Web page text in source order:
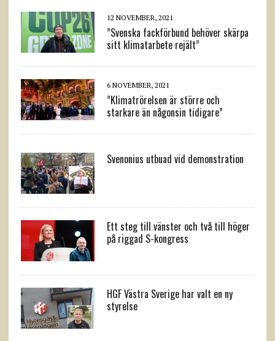
12 NOVEMBER, 2021
”Svenska fackförbund behöver skärpa
sitt klimatarbete rejält”
6 NOVEMBER, 2021
”Klimatrörelsen är större och
starkare än någonsin tidigare”
Svenonius utbuad vid demonstration
Ett steg till vänster och två till höger
på riggad S-kongress
HGF Västra Sverige har valt en ny
styrelse